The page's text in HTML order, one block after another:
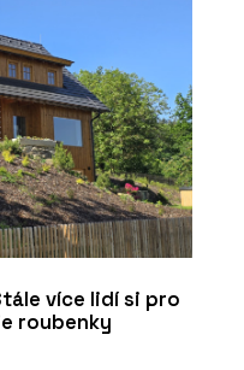
více lidí si pro
roubenky